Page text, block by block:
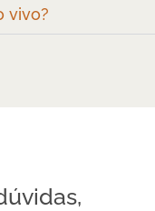
vivo?